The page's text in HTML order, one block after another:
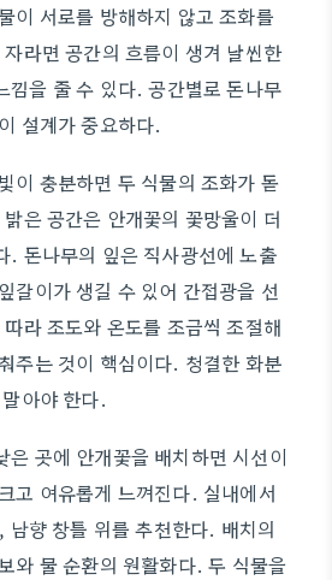
이 서로를 방해하지 않고 조화를
라면 공간의 흐름이 생겨 날씬한
낌을 줄 수 있다. 공간별로 돈나무
설계가 중요하다.
이 충분하면 두 식물의 조화가 돋
은 공간은 안개꽃의 꽃망울이 더
. 돈나무의 잎은 직사광선에 노출
갈이가 생길 수 있어 간접광을 선
라 조도와 온도를 조금씩 조절해
주는 것이 핵심이다. 청결한 화분
아야 한다.
은 곳에 안개꽃을 배치하면 시선이
고 여유롭게 느껴진다. 실내에서
남향 창틀 위를 추천한다. 배치의
와 물 순환의 원활화다. 두 식물을